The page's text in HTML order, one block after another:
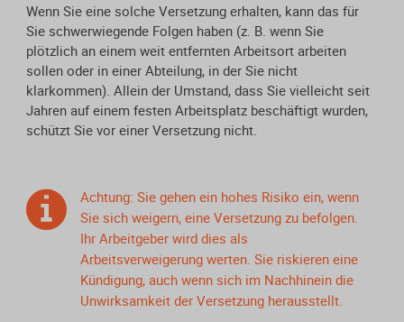
Wenn Sie eine solche Versetzung erhalten, kann das für
Sie schwerwiegende Folgen haben (z. B. wenn Sie
plötzlich an einem weit entfernten Arbeitsort arbeiten
sollen oder in einer Abteilung, in der Sie nicht
klarkommen). Allein der Umstand, dass Sie vielleicht seit
Jahren auf einem festen Arbeitsplatz beschäftigt wurden,
schützt Sie vor einer Versetzung nicht.
Achtung: Sie gehen ein hohes Risiko ein, wenn
Sie sich weigern, eine Versetzung zu befolgen.
Ihr Arbeitgeber wird dies als
Arbeitsverweigerung werten. Sie riskieren eine
Kündigung, auch wenn sich im Nachhinein die
Unwirksamkeit der Versetzung herausstellt.